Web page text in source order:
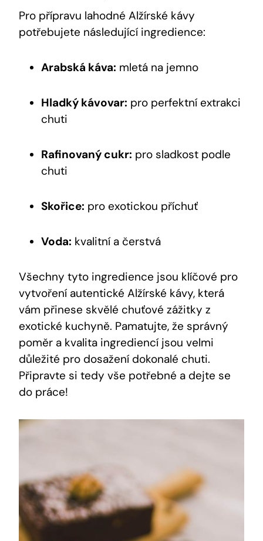
Pro přípravu lahodné Alžírské kávy
potřebujete následující ingredience:
Arabská káva: mletá na jemno
Hladký kávovar: pro perfektní extrakci
chuti
Rafinovaný cukr: pro sladkost podle
chuti
Skořice: pro exotickou příchuť
Voda: kvalitní a čerstvá
Všechny tyto ingredience jsou klíčové pro
vytvoření autentické Alžírské kávy, která
vám přinese skvělé chuťové zážitky z
exotické kuchyně. Pamatujte, že správný
poměr a kvalita ingrediencí jsou velmi
důležité pro dosažení dokonalé chuti.
Připravte si tedy vše potřebné a dejte se
do práce!